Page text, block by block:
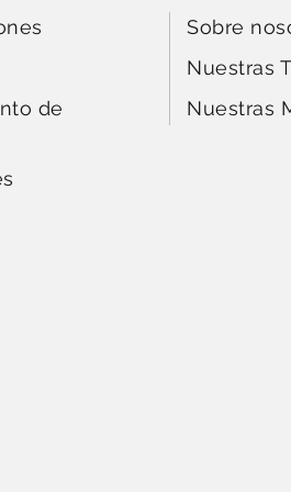
de
Sobre
Nuestras
Nuestras